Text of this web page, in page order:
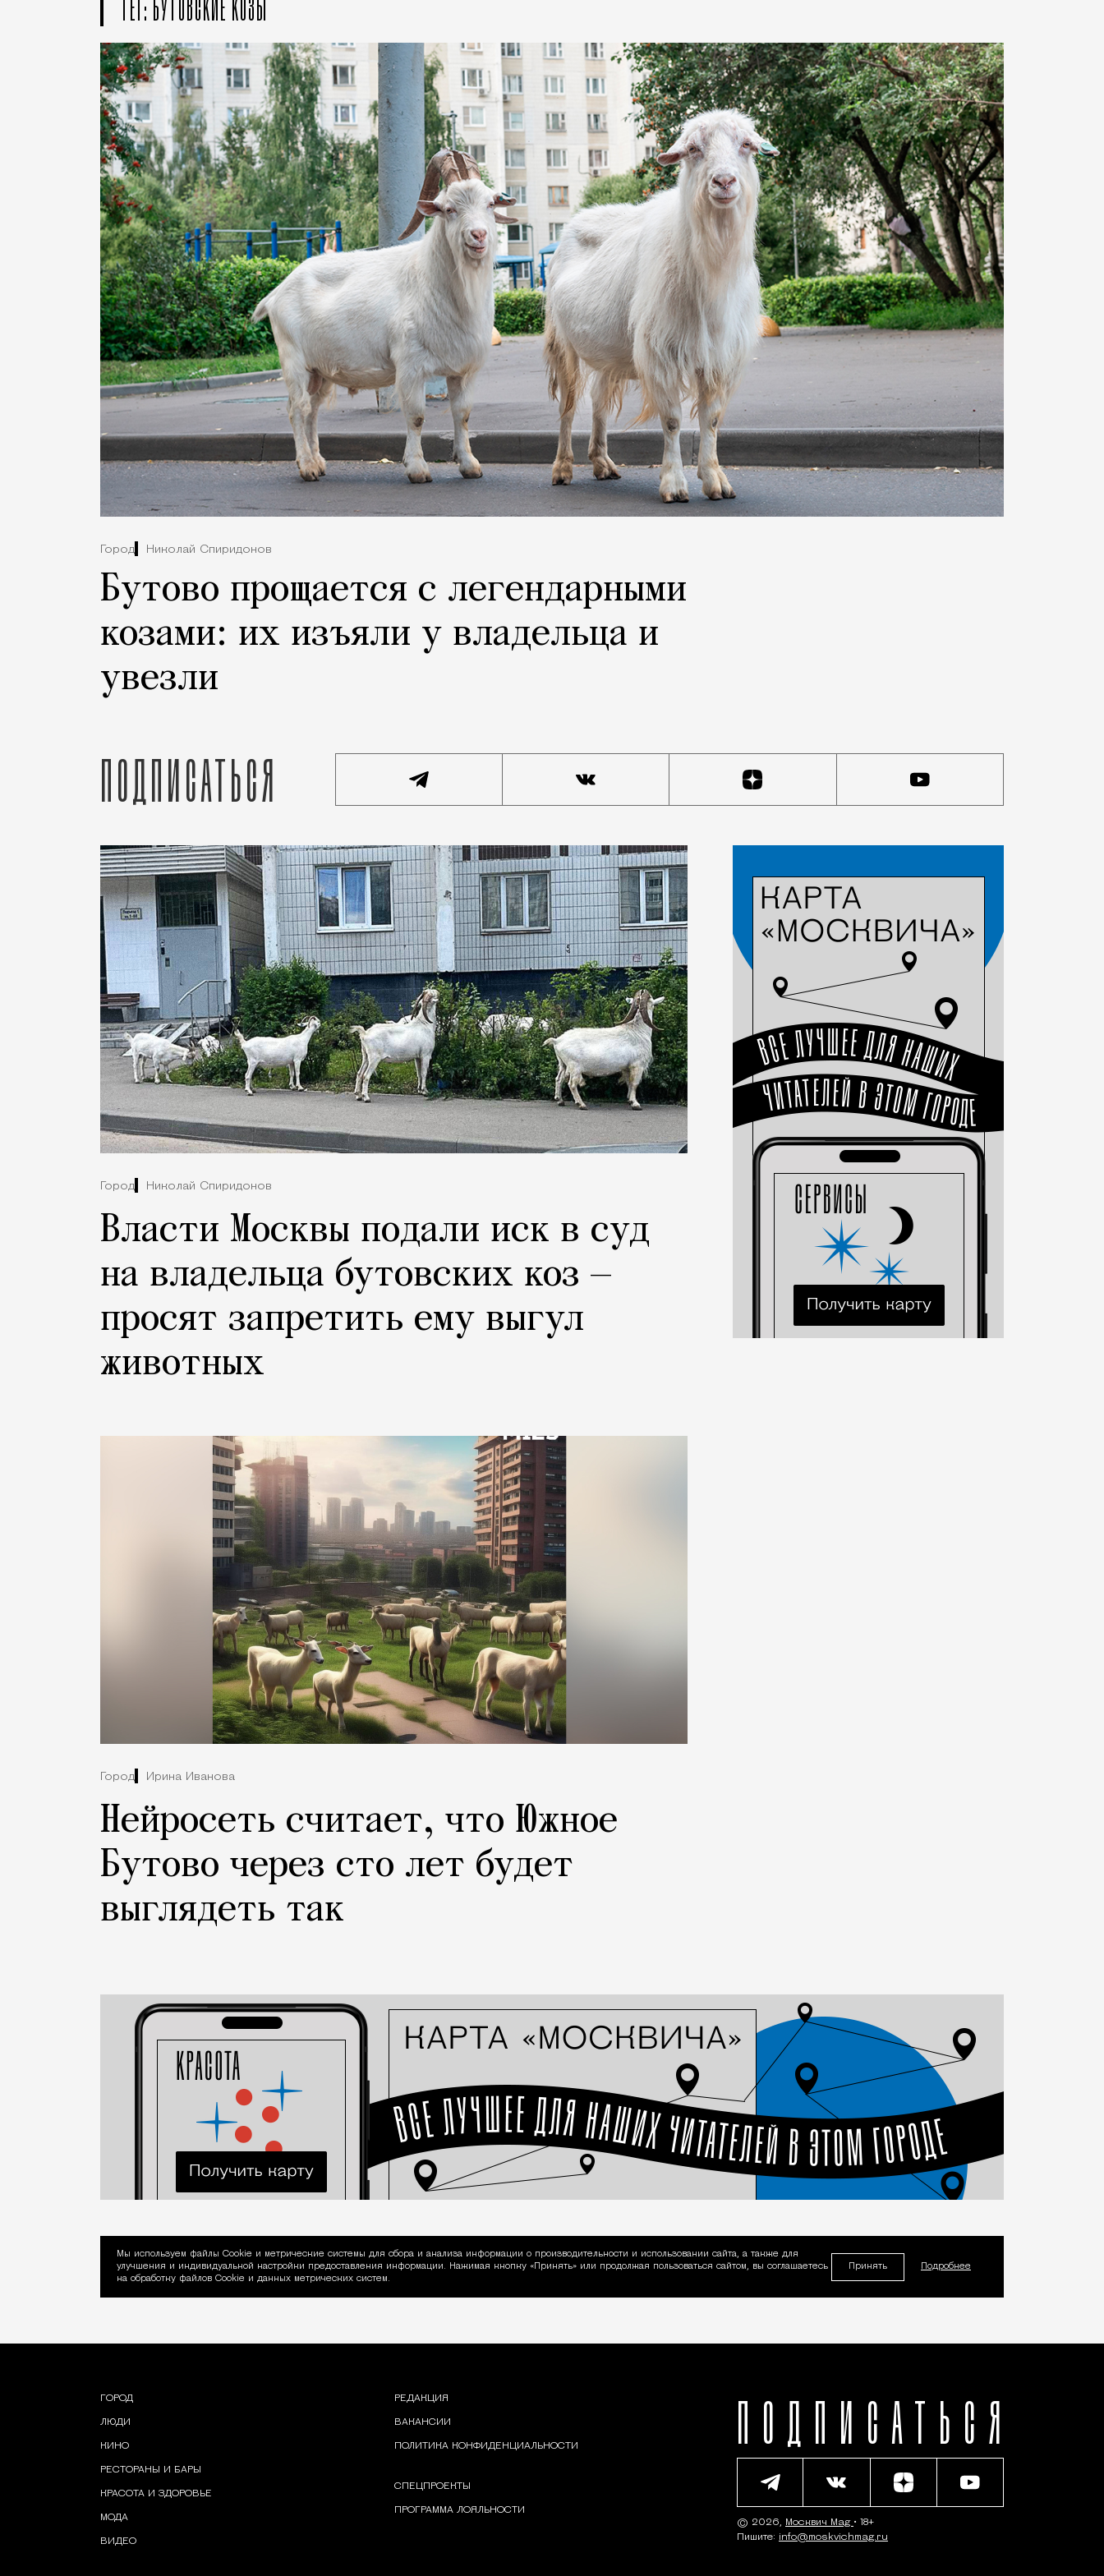
Город Николай Спиридонов
Бутово прощается с легендарными
козами: их изъяли у владельца и
увезли
Подписаться
Город Николай Спиридонов
Власти Москвы подали иск в суд
на владельца бутовских коз —
просят запретить ему выгул
животных
Город Ирина Иванова
Нейросеть считает, что Южное
Бутово через сто лет будет
выглядеть так
Уведомление об использовании Cookie
Мы используем файлы Сookie и метрические системы для сбора и анализа информации о производительности и использовании сайта, а также для
улучшения и индивидуальной настройки предоставления информации. Нажимая кнопку «Принять» или продолжая пользоваться сайтом, вы соглашаетесь
на обработку файлов Cookie и данных метрических систем.
Принять Подробнее
ГОРОД
ЛЮДИ
КИНО
РЕСТОРАНЫ И БАРЫ
КРАСОТА И ЗДОРОВЬЕ
МОДА
ВИДЕО
РЕДАКЦИЯ
ВАКАНСИИ
ПОЛИТИКА КОНФИДЕНЦИАЛЬНОСТИ
СПЕЦПРОЕКТЫ
ПРОГРАММА ЛОЯЛЬНОСТИ
ПОДПИСАТЬСЯ
© 2026, Москвич Mag • 18+
Пишите: info@moskvichmag.ru